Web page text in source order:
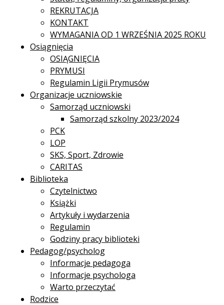
REKRUTACJA
KONTAKT
WYMAGANIA OD 1 WRZEŚNIA 2025 ROKU
Osiągnięcia
OSIĄGNIĘCIA
PRYMUSI
Regulamin Ligii Prymusów
Organizacje uczniowskie
Samorząd uczniowski
Samorząd szkolny 2023/2024
PCK
LOP
SKS, Sport, Zdrowie
CARITAS
Biblioteka
Czytelnictwo
Książki
Artykuły i wydarzenia
Regulamin
Godziny pracy biblioteki
Pedagog/psycholog
Informacje pedagoga
Informacje psychologa
Warto przeczytać
Rodzice